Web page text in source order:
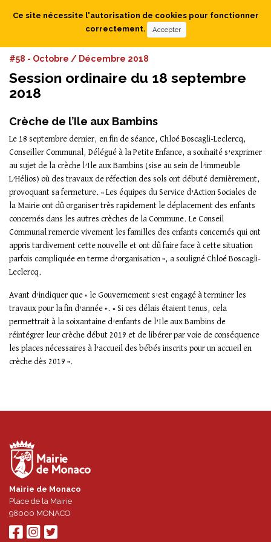
#58 - Octobre / Décembre 2018
Session ordinaire du 18 septembre
2018
Crèche de l’Ile aux Bambins
Le 18 septembre dernier, en fin de séance, Chloé Boscagli-Leclercq,
Conseiller Communal, Délégué à la Petite Enfance, a souhaité s’exprimer
au sujet de la crèche l’Ile aux Bambins (sise au sein de l’immeuble
L’Hélios) où des travaux de réfection des sols ont débuté dernièrement,
provoquant sa fermeture. « Les équipes du Service d’Action Sociales de
la Mairie ont dû organiser très rapidement le déplacement des enfants
concernés dans les autres crèches de la Commune. Le Conseil
Communal remercie vivement les familles des enfants concernés qui ont
appris tardivement cette nouvelle et ont dû faire face à cette situation
parfois compliquée en terme d’organisation », a souligné Chloé Boscagli-
Leclercq.
Avant d’indiquer que « le Gouvernement s’est engagé à terminer les
travaux pour la fin d’année ». « Si ces délais étaient tenus, cela
permettrait à la soixantaine d’enfants de l’Ile aux Bambins de
réintégrer leur crèche début 2019 et de libérer par voie de conséquence
les places nécessaires à l’accueil des bébés inscrits pour un accueil en
crèche dès 2019 ».
Mairie de Monaco
Place de la Mairie
98000 MONACO
Ce site nécessite l'autorisation de cookies pour fonctionner
correctement.
Accepter